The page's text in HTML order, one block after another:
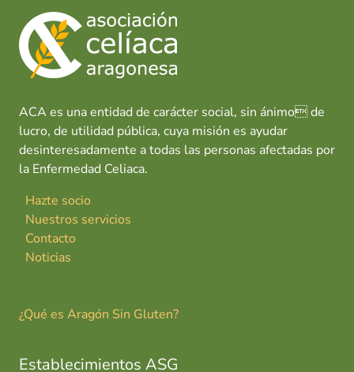
ACA es una entidad de carácter social, sin ánimo de
lucro, de utilidad pública, cuya misión es ayudar
desinteresadamente a todas las personas afectadas por
la Enfermedad Celiaca.
Hazte socio
Nuestros servicios
Contacto
Noticias
¿Qué es Aragón Sin Gluten?
Establecimientos ASG